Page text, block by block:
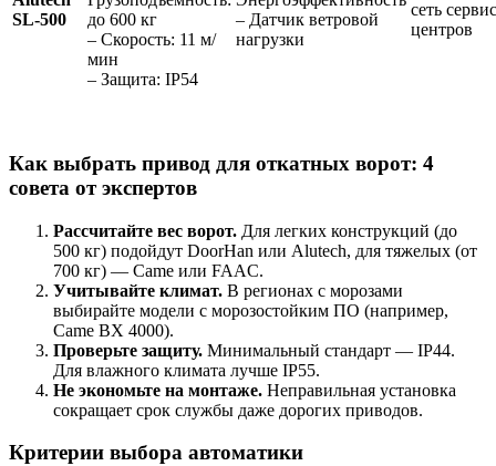
SL-500
до 600 кг
– Скорость: 11 м/
мин
– Защита: IP54
– Датчик ветровой
нагрузки
сеть
центров
Как выбрать привод для откатных ворот: 4
совета от экспертов
Рассчитайте вес ворот. Для легких конструкций (до
500 кг) подойдут DoorHan или Alutech, для тяжелых (от
700 кг) — Came или FAAC.
Учитывайте климат. В регионах с морозами
выбирайте модели с морозостойким ПО (например,
Came BX 4000).
Проверьте защиту. Минимальный стандарт — IP44.
Для влажного климата лучше IP55.
Не экономьте на монтаже. Неправильная установка
сокращает срок службы даже дорогих приводов.
Критерии выбора автоматики